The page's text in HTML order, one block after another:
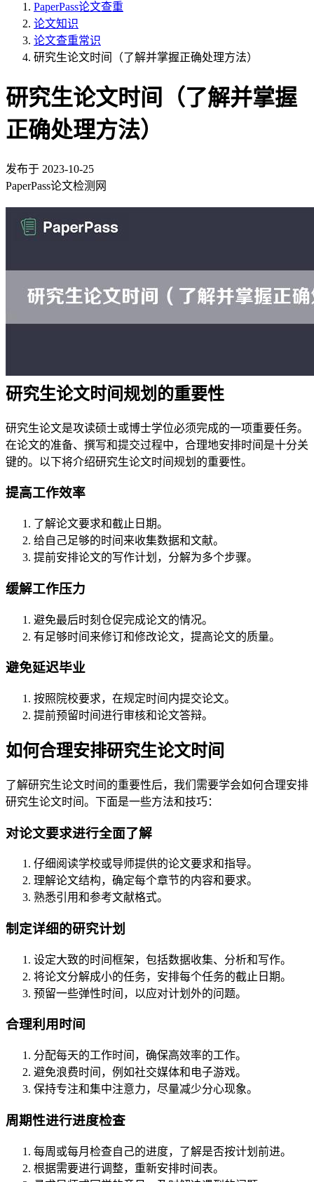
PaperPass论文查重
论文知识
论文查重常识
研究生论文时间（了解并掌握正确处理方法）
研究生论文时间（了解并掌握
正确处理方法）
发布于 2023-10-25
PaperPass论文检测网
研究生论文时间规划的重要性
研究生论文是攻读硕士或博士学位必须完成的一项重要任务。
在论文的准备、撰写和提交过程中，合理地安排时间是十分关
键的。以下将介绍研究生论文时间规划的重要性。
提高工作效率
了解论文要求和截止日期。
给自己足够的时间来收集数据和文献。
提前安排论文的写作计划，分解为多个步骤。
缓解工作压力
避免最后时刻仓促完成论文的情况。
有足够时间来修订和修改论文，提高论文的质量。
避免延迟毕业
按照院校要求，在规定时间内提交论文。
提前预留时间进行审核和论文答辩。
如何合理安排研究生论文时间
了解研究生论文时间的重要性后，我们需要学会如何合理安排
研究生论文时间。下面是一些方法和技巧：
对论文要求进行全面了解
仔细阅读学校或导师提供的论文要求和指导。
理解论文结构，确定每个章节的内容和要求。
熟悉引用和参考文献格式。
制定详细的研究计划
设定大致的时间框架，包括数据收集、分析和写作。
将论文分解成小的任务，安排每个任务的截止日期。
预留一些弹性时间，以应对计划外的问题。
合理利用时间
分配每天的工作时间，确保高效率的工作。
避免浪费时间，例如社交媒体和电子游戏。
保持专注和集中注意力，尽量减少分心现象。
周期性进行进度检查
每周或每月检查自己的进度，了解是否按计划前进。
根据需要进行调整，重新安排时间表。